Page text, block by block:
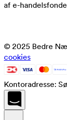
af e-
© 2025 Bedre
cookies
Kontoradresse: